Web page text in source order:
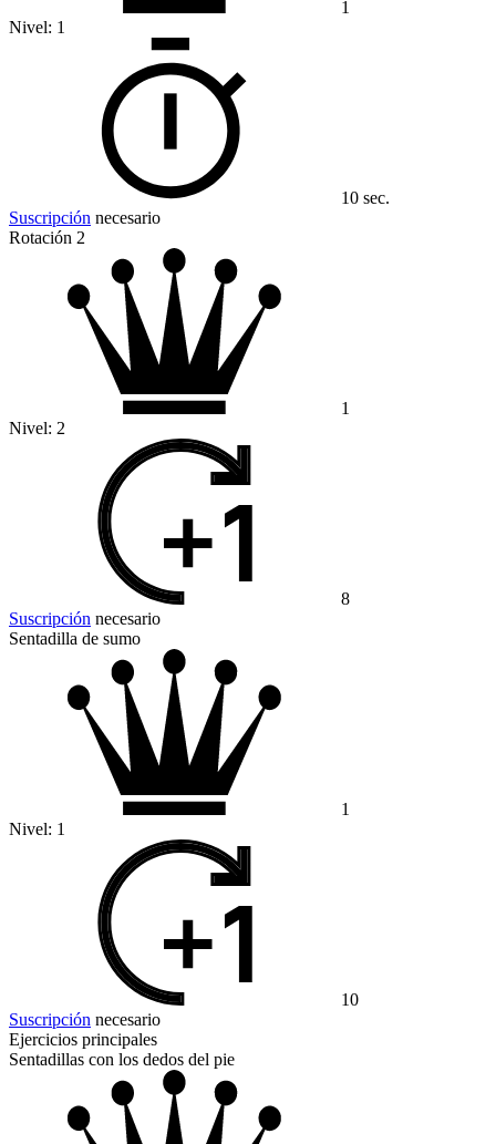
1
Nivel: 1
10 sec.
Suscripción necesario
Rotación 2
1
Nivel: 2
8
Suscripción necesario
Sentadilla de sumo
1
Nivel: 1
10
Suscripción necesario
Ejercicios principales
Sentadillas con los dedos del pie